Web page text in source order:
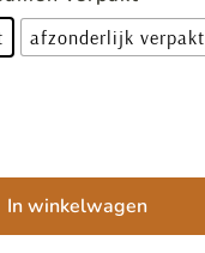
afzonderlijk verpakt
In winkelwagen